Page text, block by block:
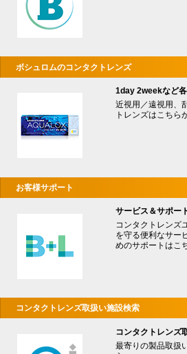
ボシュロムのコンタクトレンズ
1day 2weekなど
近視用／遠視用、
トレンズはこちら
お客様サポート
サービス＆サポー
コンタクトレンズ
を守る便利なサー
めのサポートはこ
コンタクトレンズ取扱い施設検索
コンタクトレンズ
最寄りの製品取扱